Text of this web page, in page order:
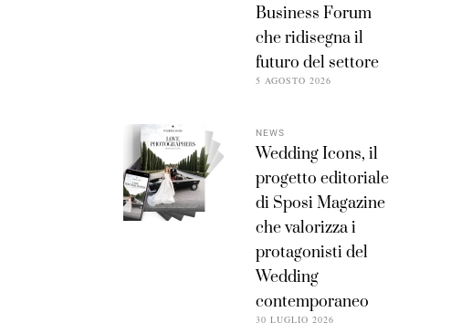
Business Forum
che ridisegna il
futuro del settore
5 AGOSTO 2026
NEWS
Wedding Icons, il
progetto editoriale
di Sposi Magazine
che valorizza i
protagonisti del
Wedding
contemporaneo
30 LUGLIO 2026